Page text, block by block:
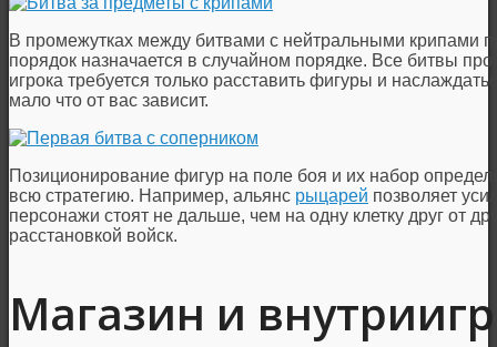
В промежутках между битвами с нейтральными крипами
порядок назначается в случайном порядке. Все битвы
игрока требуется только расставить фигуры и
мало что от вас зависит.
Позиционирование фигур на поле боя и их набор
всю стратегию. Например, альянс рыцарей позволяет
персонажи стоят не дальше, чем на одну клетку друг от
расстановкой войск.
Магазин и